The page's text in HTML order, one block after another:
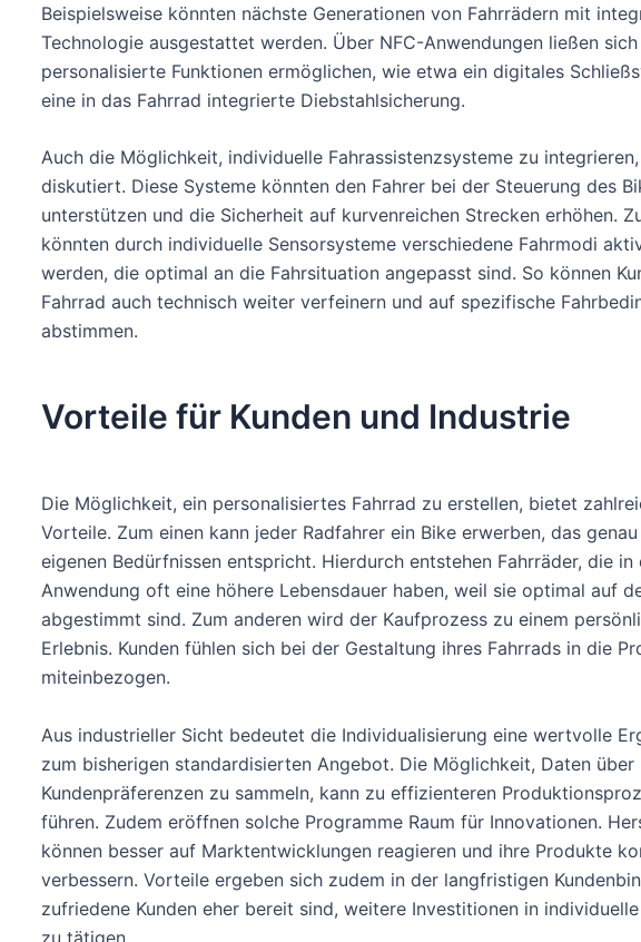
Beispielsweise könnten nächste Generationen von Fahrrädern mit
Technologie ausgestattet werden. Über NFC-Anwendungen ließen
personalisierte Funktionen ermöglichen, wie etwa ein digitales
eine in das Fahrrad integrierte Diebstahlsicherung.
Auch die Möglichkeit, individuelle Fahrassistenzsysteme zu
diskutiert. Diese Systeme könnten den Fahrer bei der Steuerung des
unterstützen und die Sicherheit auf kurvenreichen Strecken erhöhen.
könnten durch individuelle Sensorsysteme verschiedene Fahrmodi
werden, die optimal an die Fahrsituation angepasst sind. So können
Fahrrad auch technisch weiter verfeinern und auf spezifische
abstimmen.
Vorteile für Kunden und Industrie
Die Möglichkeit, ein personalisiertes Fahrrad zu erstellen, bietet
Vorteile. Zum einen kann jeder Radfahrer ein Bike erwerben, das
eigenen Bedürfnissen entspricht. Hierdurch entstehen Fahrräder, die in
Anwendung oft eine höhere Lebensdauer haben, weil sie optimal auf
abgestimmt sind. Zum anderen wird der Kaufprozess zu einem
Erlebnis. Kunden fühlen sich bei der Gestaltung ihres Fahrrads in die
miteinbezogen.
Aus industrieller Sicht bedeutet die Individualisierung eine wertvolle
zum bisherigen standardisierten Angebot. Die Möglichkeit, Daten über
Kundenpräferenzen zu sammeln, kann zu effizienteren
führen. Zudem eröffnen solche Programme Raum für Innovationen.
können besser auf Marktentwicklungen reagieren und ihre Produkte
verbessern. Vorteile ergeben sich zudem in der langfristigen
zufriedene Kunden eher bereit sind, weitere Investitionen in
zu tätigen.